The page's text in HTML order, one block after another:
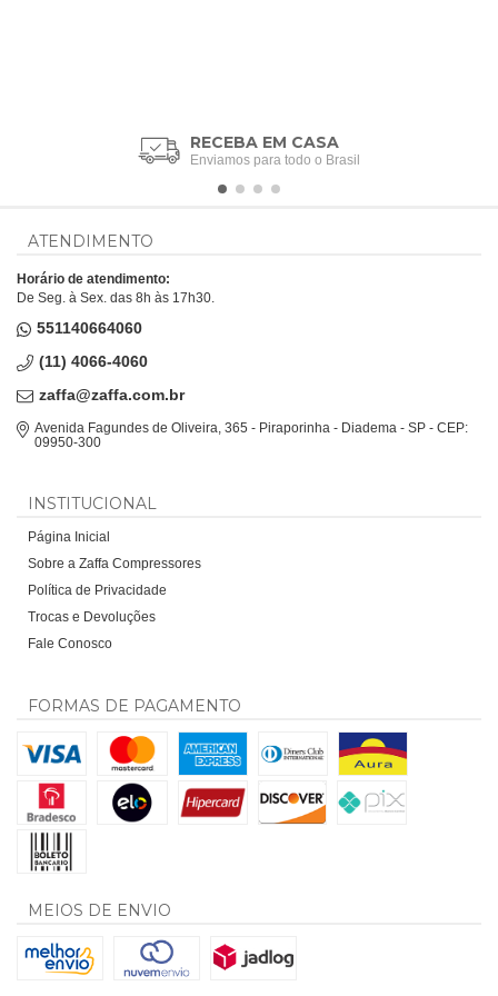
RECEBA EM CASA
Enviamos para todo o Brasil
ATENDIMENTO
Horário de atendimento:
De Seg. à Sex. das 8h às 17h30.
551140664060
(11) 4066-4060
zaffa@zaffa.com.br
Avenida Fagundes de Oliveira, 365 - Piraporinha - Diadema - SP - CEP:
09950-300
INSTITUCIONAL
Página Inicial
Sobre a Zaffa Compressores
Política de Privacidade
Trocas e Devoluções
Fale Conosco
FORMAS DE PAGAMENTO
MEIOS DE ENVIO